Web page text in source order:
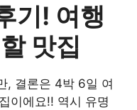
기! 여행
맛집
, 결론은 4박 6일 여
이에요!! 역시 유명